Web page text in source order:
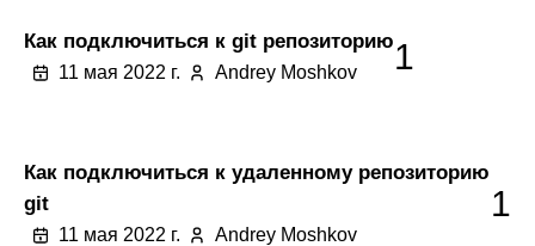
Как подключиться к git репозиторию
11 мая 2022 г. Andrey Moshkov 1
Как подключиться к удаленному репозиторию
git
11 мая 2022 г. Andrey Moshkov
1